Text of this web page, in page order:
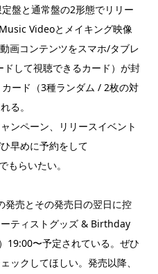
盤と通常盤の2形態でリリー
Videoとメイキング映像
画コンテンツをスマホ/タブレ
して視聴できるカード）が封
ード（3種ランダム / 2枚の対
る。
ンペーン、リリースイベント
早めに予約をして
もらいたい。
売とその発売日の翌日に控
ティストグッズ & Birthday
19:00〜予定されている。ぜひ
ックしてほしい。発売以降、